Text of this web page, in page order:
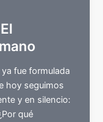
fue formulada
hoy seguimos
y en silencio:
qué